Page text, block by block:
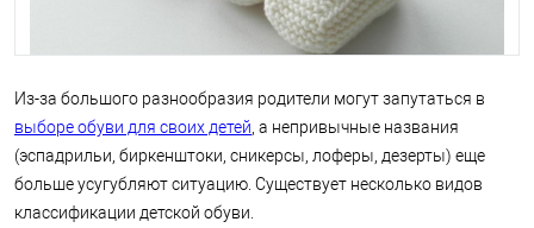
Из-за большого разнообразия родители могут запутаться в
выборе обуви для своих детей , а непривычные названия
(эспадрильи, биркенштоки, сникерсы, лоферы, дезерты) еще
больше усугубляют ситуацию. Существует несколько видов
классификации детской обуви.